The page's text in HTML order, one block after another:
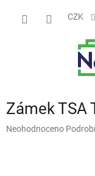
CZK
Zámek TSA
Průměrné
Neohodnoceno